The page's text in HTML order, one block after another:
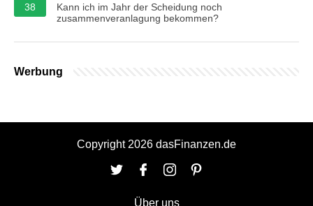
38
Kann ich im Jahr der Scheidung noch
zusammenveranlagung bekommen?
Werbung
Copyright 2026 dasFinanzen.de
Über uns